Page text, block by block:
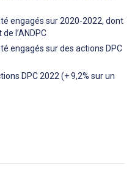
engagés sur 2020-2022, dont
l’ANDPC
engagés sur des actions DPC
DPC 2022 (+ 9,2% sur un